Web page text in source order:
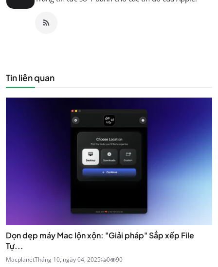
Tin liên quan
Dọn dẹp máy Mac lộn xộn: "Giải pháp" Sắp xếp File
Tự...
MacplanetTháng 10, ngày 04, 2025 0 90